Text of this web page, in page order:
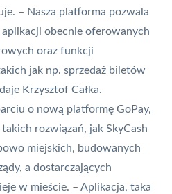
– Nasza platforma pozwala
obecnie oferowanych
oraz funkcji
jak np. sprzedaż biletów
Krzysztof Całka.
o nową platformę GoPay,
takich rozwiązań, jak SkyCash
miejskich, budowanych
a dostarczających
w mieście. – Aplikacja, taka